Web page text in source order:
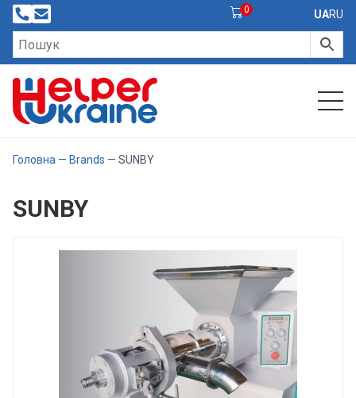
0 UARU
Головна — Brands — SUNBY
SUNBY